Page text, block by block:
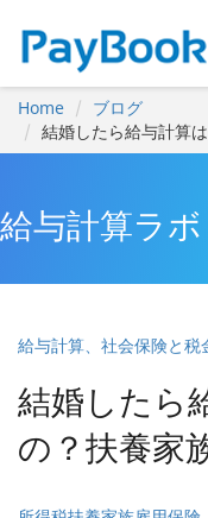
Home
ブログ
結婚したら給与計算
給与計算ラボ
給与計算、社会保険と税
結婚したら
の？扶養家